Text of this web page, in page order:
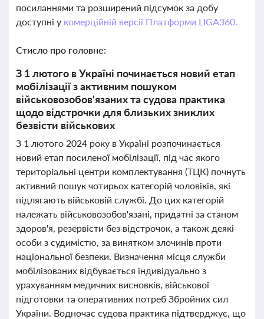
посиланнями та розширений підсумок за добу
доступні у комерційній версії Платформи LIGA360.
Стисло про головне:
З 1 лютого в Україні починається новий етап
мобілізації з активним пошуком
військовозобов'язаних та судова практика
щодо відстрочки для близьких зниклих
безвісти військових
З 1 лютого 2024 року в Україні розпочинається
новий етап посиленої мобілізації, під час якого
територіальні центри комплектування (ТЦК) почнуть
активний пошук чотирьох категорій чоловіків, які
підлягають військовій службі. До цих категорій
належать військовозобов'язані, придатні за станом
здоров'я, резервісти без відстрочок, а також деякі
особи з судимістю, за винятком злочинів проти
національної безпеки. Визначення місця служби
мобілізованих відбувається індивідуально з
урахуванням медичних висновків, військової
підготовки та оперативних потреб Збройних сил
України. Водночас судова практика підтверджує, що